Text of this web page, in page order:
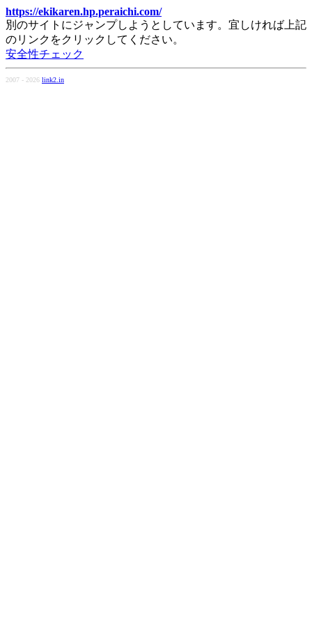
https://ekikaren.hp.peraichi.com/
別のサイトにジャンプしようとしています。宜しければ上記
のリンクをクリックしてください。
安全性チェック
2007 - 2026 link2.in